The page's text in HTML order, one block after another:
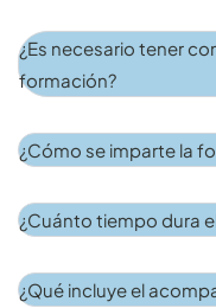
¿Es necesario tener
formación?
¿Cómo se imparte la
¿Cuánto tiempo dura
¿Qué incluye el